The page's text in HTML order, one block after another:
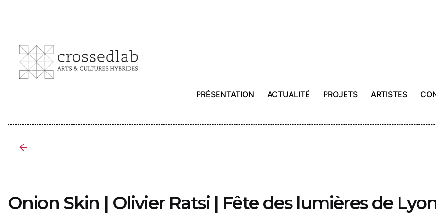
PRÉSENTATION ACTUALITÉ PROJETS ARTISTES
Onion Skin | Olivier Ratsi | Fête des lumières de